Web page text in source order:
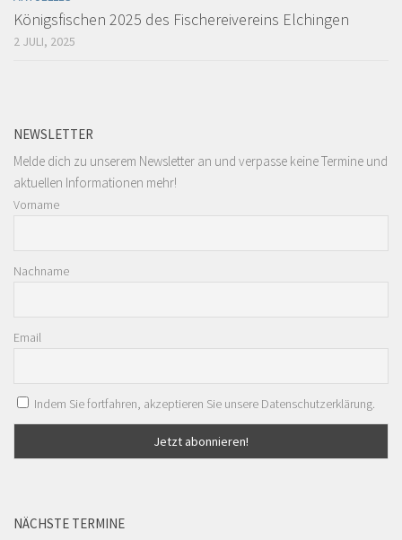
Königsfischen 2025 des Fischereivereins Elchingen
2 JULI, 2025
NEWSLETTER
Melde dich zu unserem Newsletter an und verpasse keine Termine und
aktuellen Informationen mehr!
Vorname
Nachname
Email
Indem Sie fortfahren, akzeptieren Sie unsere Datenschutzerklärung.
NÄCHSTE TERMINE